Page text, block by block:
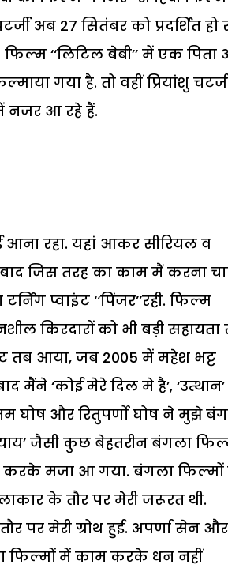
अब 27 सितंबर को प्रदर्शित हो
‘‘लिटिल बेबी’’ में एक पिता
गया है. तो वहीं प्रियांशु
नजर आ रहे हैं.
आना रहा. यहां आकर सीरियल व
जिस तरह का काम मैं करना
प्वाइंट ‘‘पिंजर’’रही. फिल्म
किरदारों को भी बड़ी सहायता
तब आया, जब 2005 में महेश भट्ट
मैंने ‘कोई मेरे दिल मे है’,
घोष और रितुपर्णो घोष ने मुझे
जैसी कुछ बेहतरीन बंगला
मजा आ गया. बंगला फिल्मों
के तौर पर मेरी जरूरत थी.
पर मेरी ग्रोथ हुई. अपर्णा सेन और
फिल्मों में काम करके धन नहीं